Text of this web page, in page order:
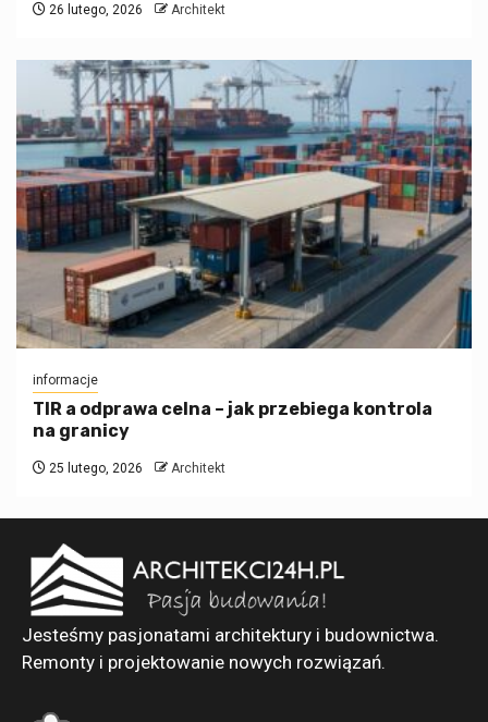
26 lutego, 2026 Architekt
informacje
TIR a odprawa celna – jak przebiega kontrola
na granicy
25 lutego, 2026 Architekt
Jesteśmy pasjonatami architektury i budownictwa.
Remonty i projektowanie nowych rozwiązań.